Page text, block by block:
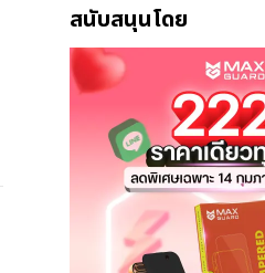
สนับสนุนโดย